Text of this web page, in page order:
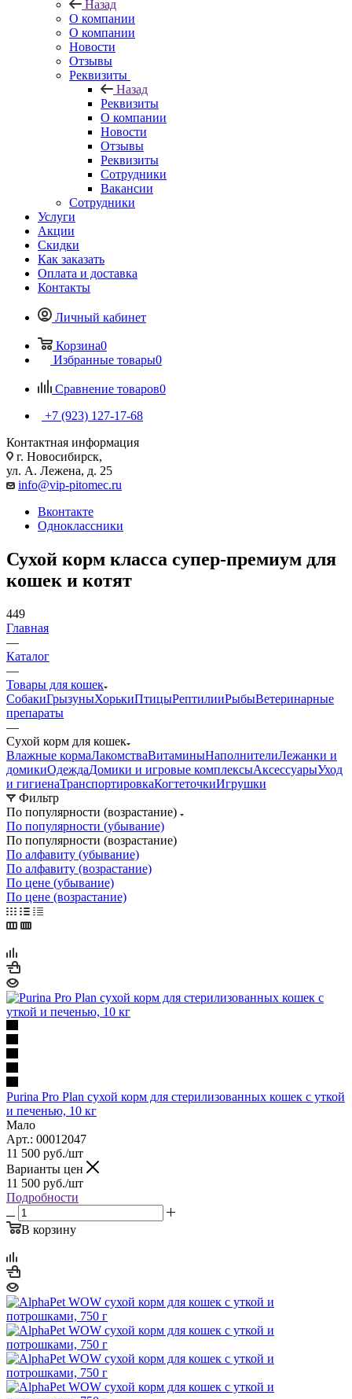
Назад
О компании
О компании
Новости
Отзывы
Реквизиты
Назад
Реквизиты
О компании
Новости
Отзывы
Реквизиты
Сотрудники
Вакансии
Сотрудники
Услуги
Акции
Скидки
Как заказать
Оплата и доставка
Контакты
Личный кабинет
Корзина0
Избранные товары0
Сравнение товаров0
+7 (923) 127-17-68
Контактная информация
г. Новосибирск,
ул. А. Лежена, д. 25
info@vip-pitomec.ru
Вконтакте
Одноклассники
Сухой корм класса супер-премиум для
кошек и котят
449
Главная
—
Каталог
—
Товары для кошек
СобакиГрызуныХорькиПтицыРептилииРыбыВетеринарные
препараты
—
Сухой корм для кошек
Влажные кормаЛакомстваВитаминыНаполнителиЛежанки и
домикиОдеждаДомики и игровые комплексыАксессуарыУход
и гигиенаТранспортировкаКогтеточкиИгрушки
Фильтр
По популярности (возрастание)
По популярности (убывание)
По популярности (возрастание)
По алфавиту (убывание)
По алфавиту (возрастание)
По цене (убывание)
По цене (возрастание)
Purina Pro Plan сухой корм для стерилизованных кошек с уткой
и печенью, 10 кг
Мало
Арт.: 00012047
11 500 руб./шт
Варианты цен
11 500 руб./шт
Подробности
В корзину